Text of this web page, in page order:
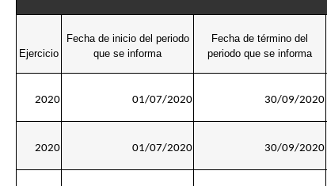
Ejercicio
Fecha de inicio del periodo
que se informa
Fecha de término del
periodo que se informa
2020 01/07/2020 30/09/2020
2020 01/07/2020 30/09/2020